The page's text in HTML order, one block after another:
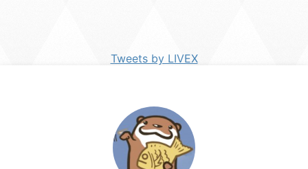
Tweets by LIVEX